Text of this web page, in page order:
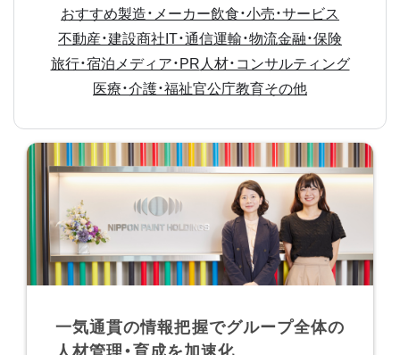
おすすめ製造・メーカー飲食・小売・サービス
不動産・建設商社IT・通信運輸・物流金融・保険
旅行・宿泊 メディア・PR人材・コンサルティング
医療・介護・福祉官公庁教育その他
一気通貫の情報把握でグループ全体の
人材管理・育成を加速化